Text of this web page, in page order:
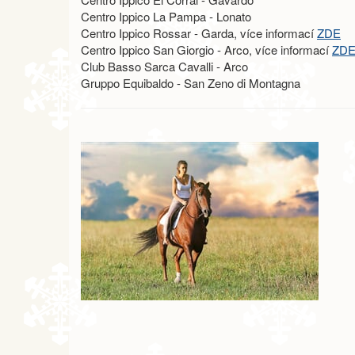
Centro Ippico La Pampa - Lonato
Centro Ippico Rossar - Garda, více informacíZDE
Centro Ippico San Giorgio - Arco, více informacíZDE
Club Basso Sarca Cavalli - Arco
Gruppo Equibaldo - San Zeno di Montagna